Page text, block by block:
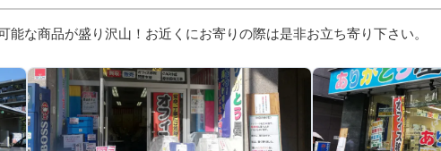
な商品が盛り沢山！お近くにお寄りの際は是非お立ち寄り下さい。